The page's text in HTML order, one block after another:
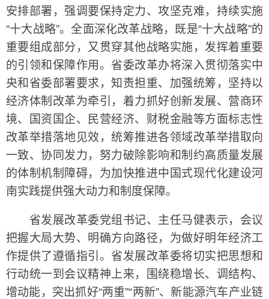
安排部署，强调要保持定力、攻坚克难，持续实施
“十大战略”。全面深化改革战略，既是“十大战略”的
重要组成部分，又贯穿其他战略实施，发挥着重要
的引领和保障作用。省委改革办将深入贯彻落实中
央和省委部署要求，知责担重、加强统筹，坚持以
经济体制改革为牵引，着力抓好创新发展、营商环
境、国资国企、民营经济、财税金融等方面标志性
改革举措落地见效，统筹推进各领域改革举措取向
一致、协同发力，努力破除影响和制约高质量发展
的体制机制障碍，为加快推进中国式现代化建设河
南实践提供强大动力和制度保障。
省发展改革委党组书记、主任马健表示，会议
把握大局大势、明确方向路径，为做好明年经济工
作提供了遵循指引。省发展改革委将切实把思想和
行动统一到会议精神上来，围绕稳增长、调结构、
增动能，突出抓好“两重”“两新”、新能源汽车产业链